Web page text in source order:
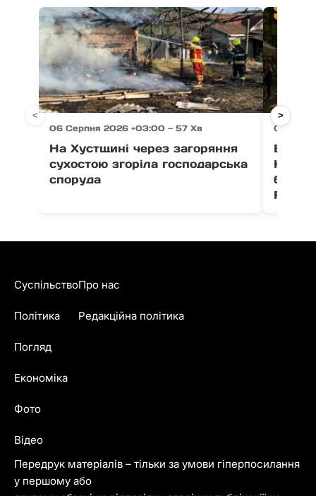
06 Серпня 2026 +03:00 — 57 Хв
На Хустщині через загоряння
сухостою згоріла господарська
споруда
06
В
Fest
< >
Передрук матеріалів – тільки за умови гіперпосилання
у першому або
Суспільство
Політика
Погляд
Економіка
Фото
Відео
Про нас
Редакційна політика